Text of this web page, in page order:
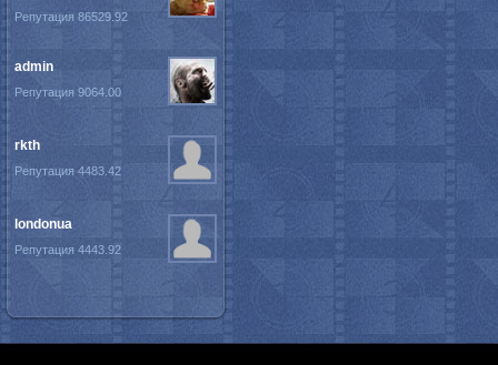
Репутация 86529.92
admin
Репутация 9064.00
rkth
Репутация 4483.42
londonua
Репутация 4443.92